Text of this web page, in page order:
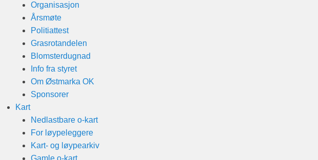
Organisasjon
Årsmøte
Politiattest
Grasrotandelen
Blomsterdugnad
Info fra styret
Om Østmarka OK
Sponsorer
Kart
Nedlastbare o-kart
For løypeleggere
Kart- og løypearkiv
Gamle o-kart